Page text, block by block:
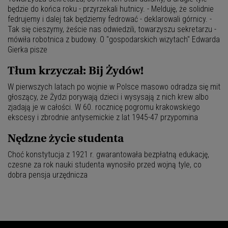
będzie do końca roku - przyrzekali hutnicy. - Melduję, że solidnie
fedrujemy i dalej tak będziemy fedrować - deklarowali górnicy. -
Tak się cieszymy, żeście nas odwiedzili, towarzyszu sekretarzu -
mówiła robotnica z budowy. O "gospodarskich wizytach" Edwarda
Gierka pisze
Tłum krzyczał: Bij Żydów!
W pierwszych latach po wojnie w Polsce masowo odradza się mit
głoszący, że Żydzi porywają dzieci i wysysają z nich krew albo
zjadają je w całości. W 60. rocznicę pogromu krakowskiego
ekscesy i zbrodnie antysemickie z lat 1945-47 przypomina
Nędzne życie studenta
Choć konstytucja z 1921 r. gwarantowała bezpłatną edukację,
czesne za rok nauki studenta wynosiło przed wojną tyle, co
dobra pensja urzędnicza